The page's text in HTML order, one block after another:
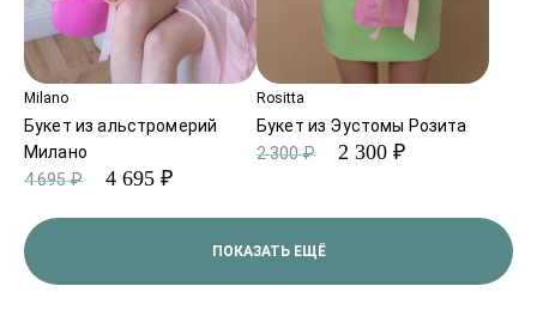
Milano
Букет из альстромерий
Милано
4 695 ₽
4 695 ₽
Rositta
Букет из Эустомы Розита
2 300 ₽
2 300 ₽
ПОКАЗАТЬ ЕЩЁ